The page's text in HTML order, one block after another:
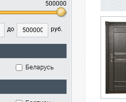
500000
до руб.
Беларусь